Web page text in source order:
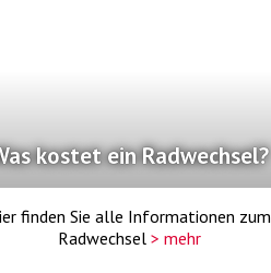
kostet ein Radwechsel?
finden Sie alle Informationen zum
Radwechsel > mehr